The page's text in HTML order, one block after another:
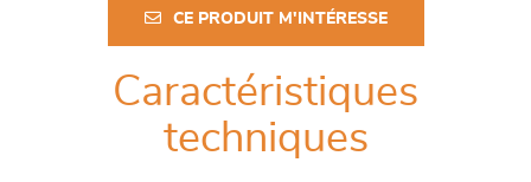
CE PRODUIT M'INTÉRESSE
Caractéristiques
techniques